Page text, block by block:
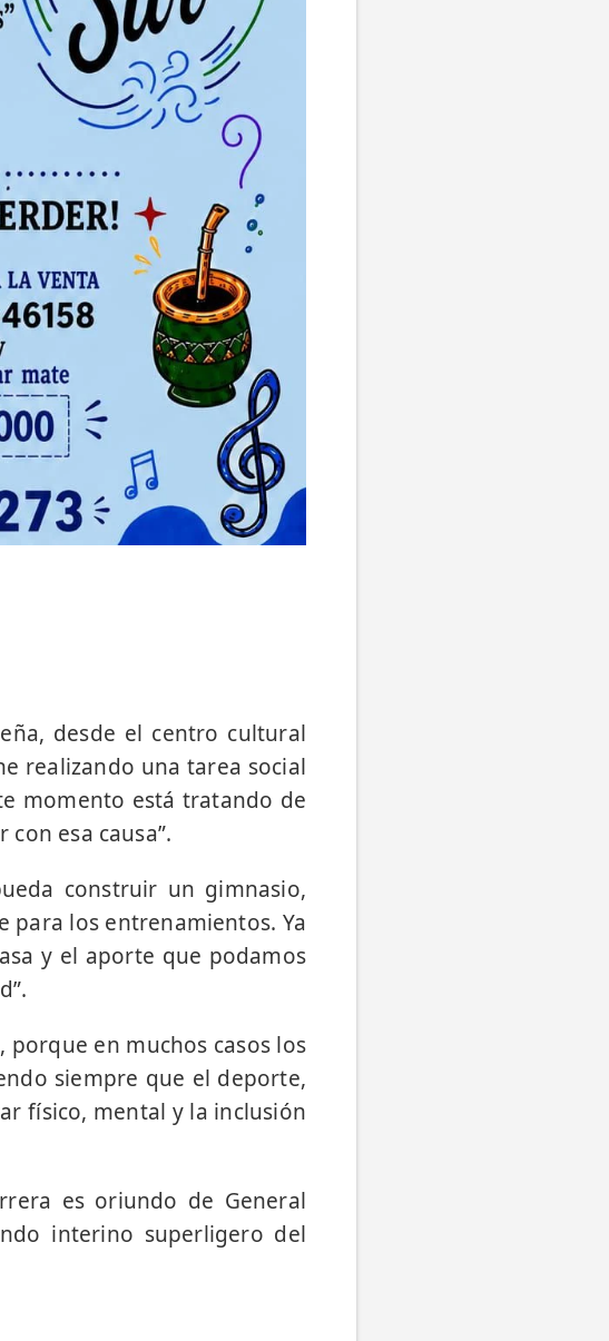
desde el centro cultural
realizando una tarea social
momento está tratando de
esa causa”.
construir un gimnasio,
para los entrenamientos. Ya
y el aporte que podamos
porque en muchos casos los
siempre que el deporte,
físico, mental y la inclusión
es oriundo de General
interino superligero del